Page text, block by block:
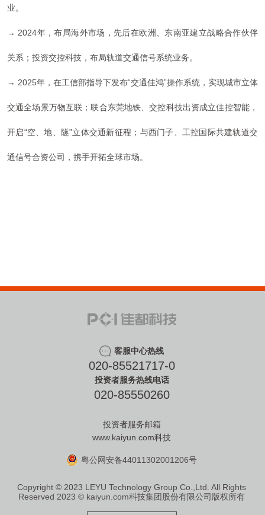
业。
→ 2024年，布局海外市场，先后在欧洲、东南亚建立战略合作伙伴
关系； 投资交控科技，布局轨道交通信号系统业务。
→ 2025年， 在工信部指导下发布“交通佳鸿”操作系统，实现城市立体
交通全场景万物互联；联合东莞地铁、交控科技出资成立佳控智能，
开启“空、地、隧”立体交通新征程；与西门子、工控国际共建轨道交
通信号合资公司，携手开拓全球市场。
客服中心热线
020-85521717-0
投资者服务热线电话
020-85550260
投资者服务邮箱
www.kaiyun.com科技
粤公网安备44011302001206号
Copyright © 2023 LEYU Technology Group Co.,Ltd. All Rights
Reserved 2023 © kaiyun.com科技集团股份有限公司版权所有